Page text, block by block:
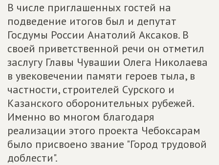
В числе приглашенных гостей на
подведение итогов был и депутат
Госдумы России Анатолий Аксаков. В
своей приветственной речи он отметил
заслугу Главы Чувашии Олега Николаева
в увековечении памяти героев тыла, в
частности, строителей Сурского и
Казанского оборонительных рубежей.
Именно во многом благодаря
реализации этого проекта Чебоксарам
было присвоено звание "Город трудовой
доблести".